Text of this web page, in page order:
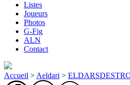
Listes
Joueurs
Photos
G-Fig
ALN
Contact
Accueil > Aeldari >